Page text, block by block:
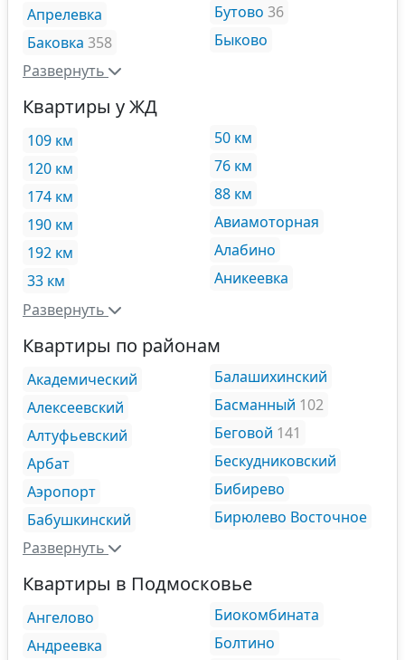
Апрелевка
Баковка 358
Бутово 36
Быково
Развернуть
Квартиры у ЖД
109 км
120 км
174 км
190 км
192 км
33 км
50 км
76 км
88 км
Авиамоторная
Алабино
Аникеевка
Развернуть
Квартиры по районам
Академический
Алексеевский
Алтуфьевский
Арбат
Аэропорт
Бабушкинский
Балашихинский
Басманный 102
Беговой 141
Бескудниковский
Бибирево
Бирюлево Восточное
Развернуть
Квартиры в Подмосковье
Ангелово
Андреевка
Биокомбината
Болтино